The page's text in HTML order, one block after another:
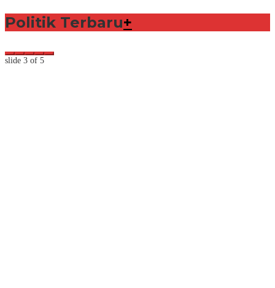
Politik Terbaru+
slide 3 of 5